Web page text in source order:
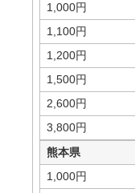
1,000円
1,100円
1,200円
1,500円
2,600円
3,800円
熊本県
1,000円